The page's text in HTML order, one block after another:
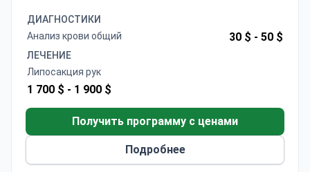
принимает более 4000 пациентов.
ДИАГНОСТИКИ
Анализ крови общий
30 $ - 50 $
ЛЕЧЕНИЕ
Липосакция рук
1 700 $ - 1 900 $
Получить программу с ценами
Подробнее